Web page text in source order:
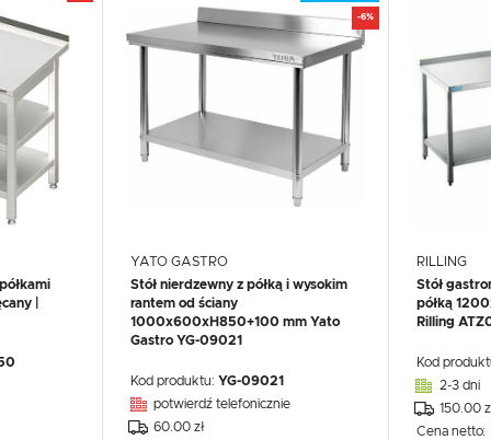
|
-6%
YATO GASTRO
Stół nierdzewny z półką i wysokim
rantem od ściany
1000x600xH850+100 mm Yato
Gastro YG-09021
Kod produktu:YG-09021
potwierdź telefonicznie
60.00 zł
RILLING
Stół
półką
Rilling
Kod
2-3 dni
150.00
Cena netto: